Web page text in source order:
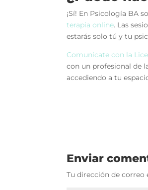
¡Sí! En Psicología BA
terapia online. Las
estarás solo tú y tu
Comunicate con la
con un profesional de
accediendo a tu
Enviar
Tu dirección de correo